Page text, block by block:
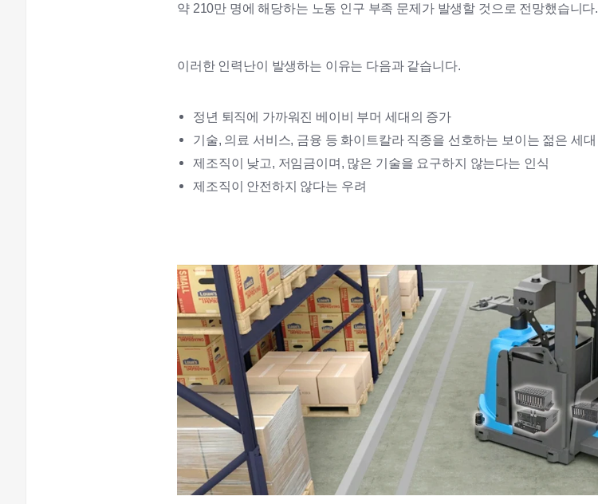
약 210만 명에 해당하는 노동 인구 부족 문제가 발생할 것으로 전망했습니다.
이러한 인력난이 발생하는 이유는 다음과 같습니다.
정년 퇴직에 가까워진 베이비 부머 세대의 증가
기술, 의료 서비스, 금융 등 화이트칼라 직종을 선호하는 보이는 젊은 세대
제조직이 낮고, 저임금이며, 많은 기술을 요구하지 않는다는 인식
제조직이 안전하지 않다는 우려